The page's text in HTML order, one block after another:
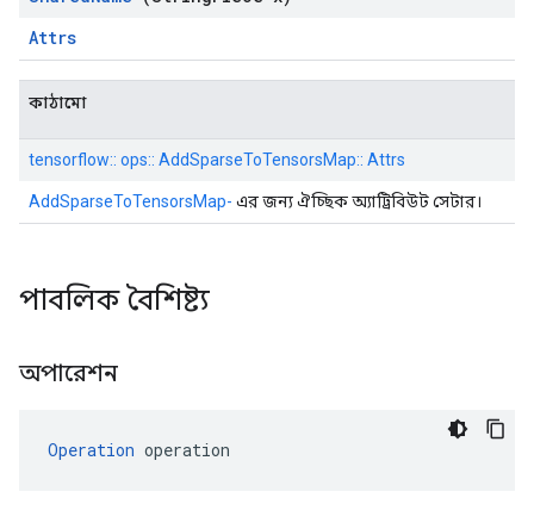
Attrs
কাঠামো
tensorflow:: ops:: AddSparseToTensorsMap:: Attrs
AddSparseToTensorsMap- এর জন্য ঐচ্ছিক অ্যাট্রিবিউট সেটার।
পাবলিক বৈশিষ্ট্য
অপারেশন
Operation operation